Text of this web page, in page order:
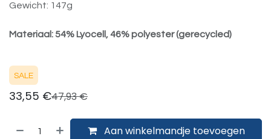
Gewicht: 147g
Materiaal: 54% Lyocell, 46% polyester (gerecycled)
SALE
33,55 €47,93€
Aan winkelmandje toevoegen